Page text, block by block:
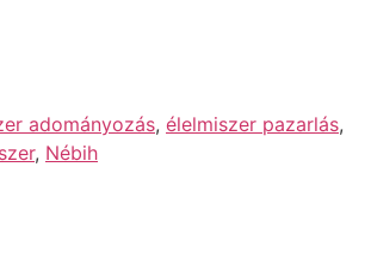
adományozás, élelmiszer pazarlás,
, Nébih